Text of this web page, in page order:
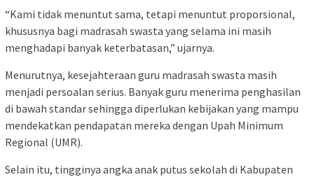
“Kami tidak menuntut sama, tetapi menuntut proporsional,
khususnya bagi madrasah swasta yang selama ini masih
menghadapi banyak keterbatasan,” ujarnya.
Menurutnya, kesejahteraan guru madrasah swasta masih
menjadi persoalan serius. Banyak guru menerima penghasilan
di bawah standar sehingga diperlukan kebijakan yang mampu
mendekatkan pendapatan mereka dengan Upah Minimum
Regional (UMR).
Selain itu, tingginya angka anak putus sekolah di Kabupaten